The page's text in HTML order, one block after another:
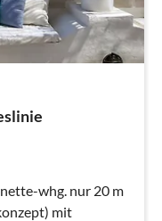
whg. nur 20 m
mit